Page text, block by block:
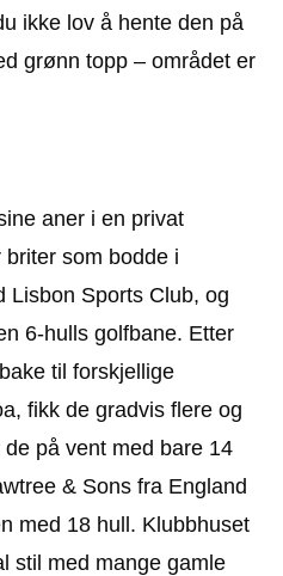
ikke lov å hente den på
grønn topp – området er
aner i en privat
som bodde i
Lisbon Sports Club, og
6-hulls golfbane. Etter
til forskjellige
fikk de gradvis flere og
på vent med bare 14
& Sons fra England
med 18 hull. Klubbhuset
stil med mange gamle